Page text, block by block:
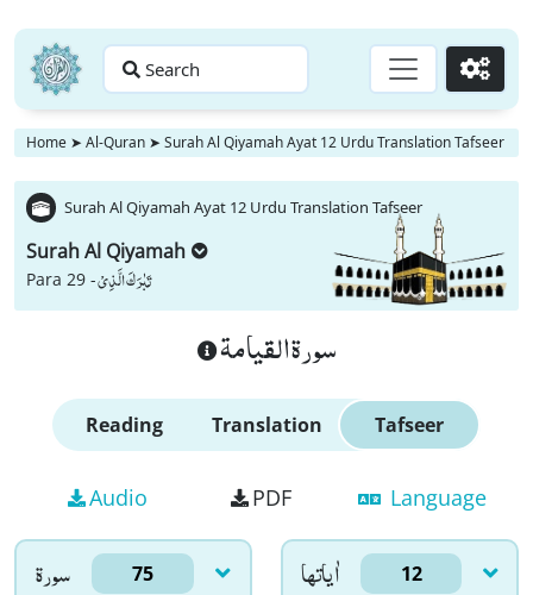
Search Go
Home ➤ Al-Quran ➤ Surah Al Qiyamah Ayat 12 Urdu Translation Tafseer
Surah Al Qiyamah Ayat 12 Urdu Translation Tafseer
Surah Al Qiyamah
Para 29 -تَبٰرَكَ الَّذِیْ
سورة القيامة
Reading Translation Tafseer
Audio PDF Language
سورۃ 75 اٰياتها 12